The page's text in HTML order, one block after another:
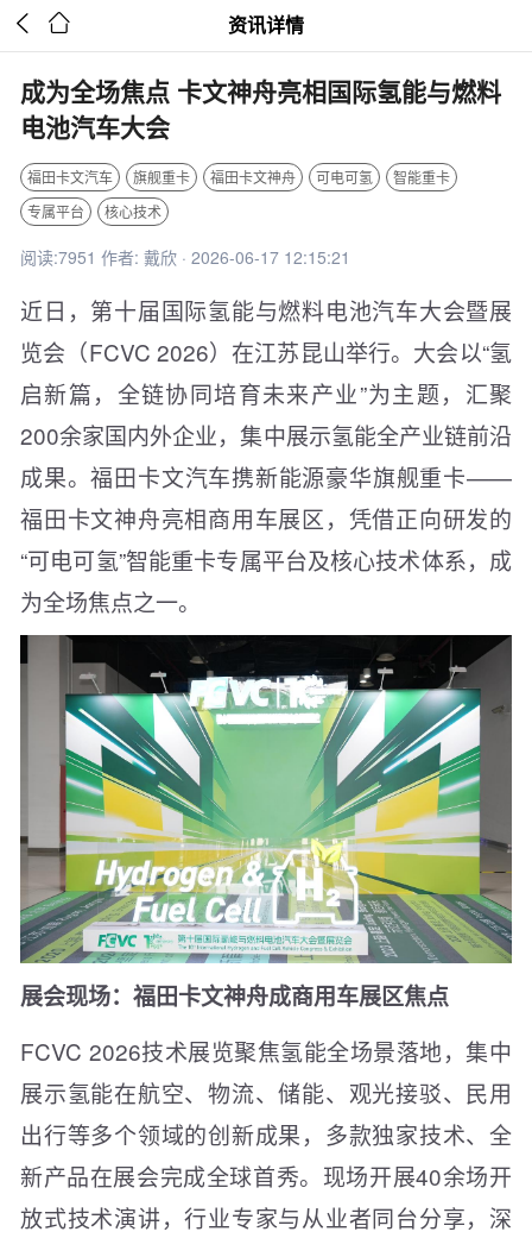
  资讯详情
成为全场焦点 卡文神舟亮相国际氢能与燃料
电池汽车大会
福田卡文汽车 旗舰重卡 福田卡文神舟 可电可氢
智能重卡
专属平台
核心技术
阅读:7951 作者: 戴欣 · 2026-06-17 12:15:21
近日，第十届国际氢能与燃料电池汽车大会暨展
览会（FCVC 2026）在江苏昆山举行。大会以“氢
启新篇，全链协同培育未来产业”为主题，汇聚
200余家国内外企业，集中展示氢能全产业链前沿
成果。福田卡文汽车携新能源豪华旗舰重卡——
福田卡文神舟亮相商用车展区，凭借正向研发的
“可电可氢”智能重卡专属平台及核心技术体系，成
为全场焦点之一。
展会现场：福田卡文神舟成商用车展区焦点
FCVC 2026技术展览聚焦氢能全场景落地，集中
展示氢能在航空、物流、储能、观光接驳、民用
出行等多个领域的创新成果，多款独家技术、全
新产品在展会完成全球首秀。现场开展40余场开
放式技术演讲，行业专家与从业者同台分享，深